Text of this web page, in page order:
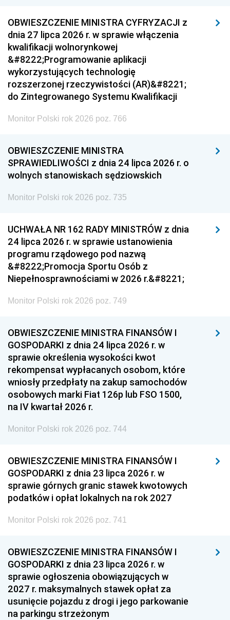
OBWIESZCZENIE MINISTRA CYFRYZACJI z
dnia 27 lipca 2026 r. w sprawie włączenia
kwalifikacji wolnorynkowej
&#8222;Programowanie aplikacji
wykorzystujących technologię
rozszerzonej rzeczywistości (AR)&#8221;
do Zintegrowanego Systemu Kwalifikacji
Monitor Polski rok 2026 poz. 766
OBWIESZCZENIE MINISTRA
SPRAWIEDLIWOŚCI z dnia 24 lipca 2026 r. o
wolnych stanowiskach sędziowskich
Monitor Polski rok 2026 poz. 735
UCHWAŁA NR 162 RADY MINISTRÓW z dnia
24 lipca 2026 r. w sprawie ustanowienia
programu rządowego pod nazwą
&#8222;Promocja Sportu Osób z
Niepełnosprawnościami w 2026 r.&#8221;
Monitor Polski rok 2026 poz. 749
OBWIESZCZENIE MINISTRA FINANSÓW I
GOSPODARKI z dnia 24 lipca 2026 r. w
sprawie określenia wysokości kwot
rekompensat wypłacanych osobom, które
wniosły przedpłaty na zakup samochodów
osobowych marki Fiat 126p lub FSO 1500,
na IV kwartał 2026 r.
Monitor Polski rok 2026 poz. 744
OBWIESZCZENIE MINISTRA FINANSÓW I
GOSPODARKI z dnia 23 lipca 2026 r. w
sprawie górnych granic stawek kwotowych
podatków i opłat lokalnych na rok 2027
Monitor Polski rok 2026 poz. 741
OBWIESZCZENIE MINISTRA FINANSÓW I
GOSPODARKI z dnia 23 lipca 2026 r. w
sprawie ogłoszenia obowiązujących w
2027 r. maksymalnych stawek opłat za
usunięcie pojazdu z drogi i jego parkowanie
na parkingu strzeżonym